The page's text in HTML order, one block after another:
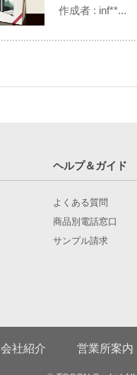
作成者 : inf**...
ヘルプ＆ガイド
よくある質問
商品別電話窓口
サンプル請求
会社紹介 営業所案内